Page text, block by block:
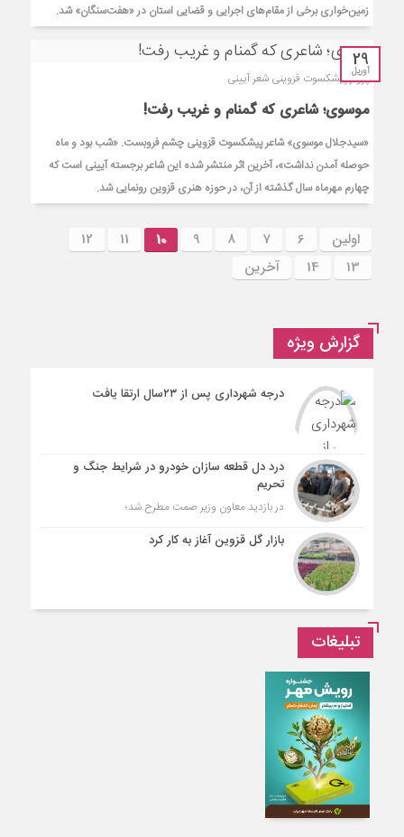
زمین‌خواری برخی از مقام‌های اجرایی و قضایی استان در «هفت‌سنگان» شد.
29
آوریل
پرواز پیشکسوت قزوینی شعر آیینی
موسوی؛ شاعری که گمنام و غریب رفت!
«سیدجلال موسوی» شاعر پیشکسوت قزوینی چشم فروبست. «شب بود و ماه
حوصله آمدن نداشت»، آخرین اثر منتشر شده این شاعر برجسته آیینی است که
چهارم مهرماه سال گذشته از آن، در حوزه هنری قزوین رونمایی شد.
اولین 6
7
8
9
10
11
12
13
14 آخرین
گزارش ویژه
درجه شهرداری پس از ۲۳سال ارتقا یافت
درد دل قطعه سازان خودرو در شرایط جنگ و
تحریم
در بازدید معاون وزیر صمت مطرح شد؛
بازار گل قزوین آغاز به کار کرد
تبلیغات